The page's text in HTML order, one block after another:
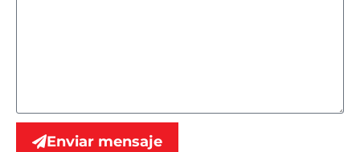
Enviar mensaje